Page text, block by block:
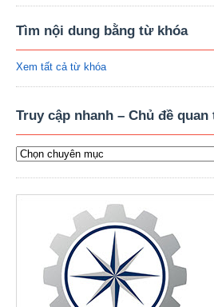
Tìm nội dung bằng từ khóa
Xem tất cả từ khóa
Truy cập nhanh – Chủ đề quan